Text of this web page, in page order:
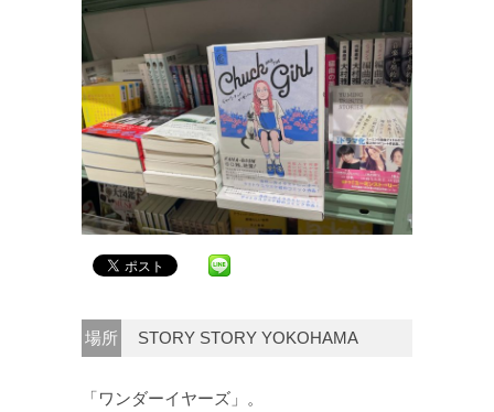
場所 STORY STORY YOKOHAMA
「ワンダーイヤーズ」。